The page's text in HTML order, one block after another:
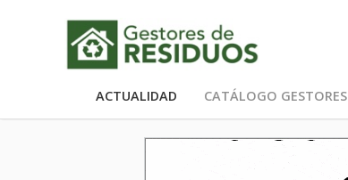
ACTUALIDAD CATÁLOGO GESTORES